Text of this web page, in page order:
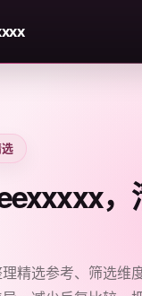
，
精选参考、筛选维